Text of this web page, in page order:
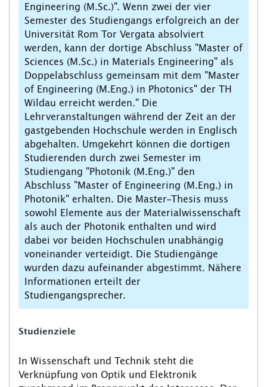
Engineering (M.Sc.)". Wenn zwei der vier
Semester des Studiengangs erfolgreich an der
Universität Rom Tor Vergata absolviert
werden, kann der dortige Abschluss "Master of
Sciences (M.Sc.) in Materials Engineering" als
Doppelabschluss gemeinsam mit dem "Master
of Engineering (M.Eng.) in Photonics" der TH
Wildau erreicht werden." Die
Lehrveranstaltungen während der Zeit an der
gastgebenden Hochschule werden in Englisch
abgehalten. Umgekehrt können die dortigen
Studierenden durch zwei Semester im
Studiengang "Photonik (M.Eng.)" den
Abschluss "Master of Engineering (M.Eng.) in
Photonik" erhalten. Die Master-Thesis muss
sowohl Elemente aus der Materialwissenschaft
als auch der Photonik enthalten und wird
dabei vor beiden Hochschulen unabhängig
voneinander verteidigt. Die Studiengänge
wurden dazu aufeinander abgestimmt. Nähere
Informationen erteilt der
Studiengangsprecher.
Studienziele
In Wissenschaft und Technik steht die
Verknüpfung von Optik und Elektronik